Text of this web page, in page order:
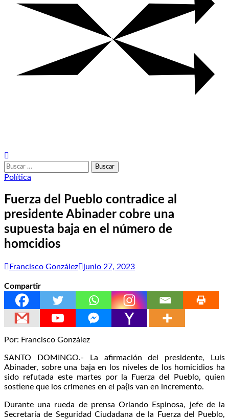
Buscar:
Política
Fuerza del Pueblo contradice al
presidente Abinader cobre una
supuesta baja en el número de
homcidios
Francisco González junio 27, 2023
Compartir
Por: Francisco González
SANTO DOMINGO.- La afirmación del presidente, Luis
Abinader, sobre una baja en los niveles de los homicidios ha
sido refutada este martes por la Fuerza del Pueblo, quien
sostiene que los crimenes en el pa{is van en incremento.
Durante una rueda de prensa Orlando Espinosa, jefe de la
Secretaría de Seguridad Ciudadana de la Fuerza del Pueblo,